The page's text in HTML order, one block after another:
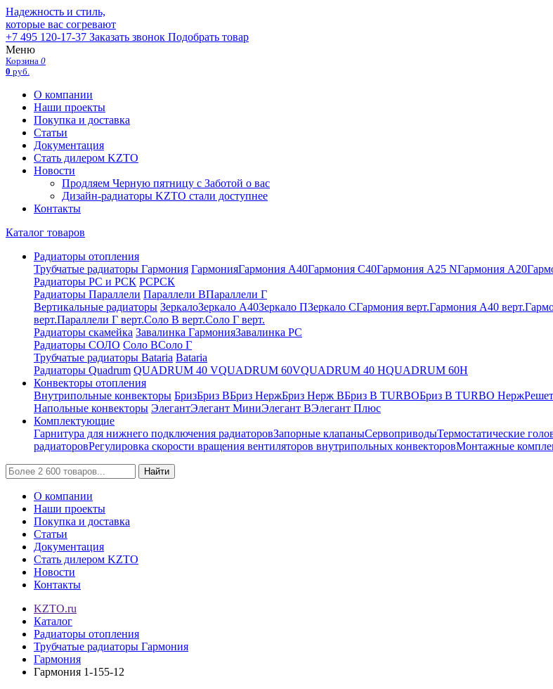
Надежность и стиль,
которые вас согревают
+7 495 120-17-37 Заказать звонок Подобрать товар
Меню
Корзина 0
0 руб.
О компании
Наши проекты
Покупка и доставка
Статьи
Документация
Стать дилером KZTO
Новости
Продляем Черную пятницу с Заботой о вас
Дизайн-радиаторы KZTO стали доступнее
Контакты
Каталог товаров
Радиаторы отопления
Трубчатые радиаторы Гармония ГармонияГармония А40Гармония С40Гармония А25 NГармония А20
Радиаторы РС и РСК РСРСК
Радиаторы Параллели Параллели ВПараллели Г
Вертикальные радиаторы ЗеркалоЗеркало А40Зеркало ПЗеркало СГармония верт.Гармония А40 верт.
верт.Параллели Г верт.Соло В верт.Соло Г верт.
Радиаторы скамейка Завалинка ГармонияЗавалинка РС
Радиаторы СОЛО Соло ВСоло Г
Трубчатые радиаторы Bataria Bataria
Радиаторы Quadrum QUADRUM 40 VQUADRUM 60VQUADRUM 40 HQUADRUM 60H
Конвекторы отопления
Внутрипольные конвекторы БризБриз ВБриз НержБриз Нерж ВБриз В TURBOБриз В TURBO Нерж
Напольные конвекторы ЭлегантЭлегант МиниЭлегант ВЭлегант Плюс
Комплектующие
Гарнитура для нижнего подключения радиаторовЗапорные клапаныСервоприводыТермостатические
радиаторовРегулировка скорости вращения вентиляторов внутрипольных конвекторовМонтажные
Найти
О компании
Наши проекты
Покупка и доставка
Статьи
Документация
Стать дилером KZTO
Новости
Контакты
KZTO.ru
Каталог
Радиаторы отопления
Трубчатые радиаторы Гармония
Гармония
Гармония 1-155-12